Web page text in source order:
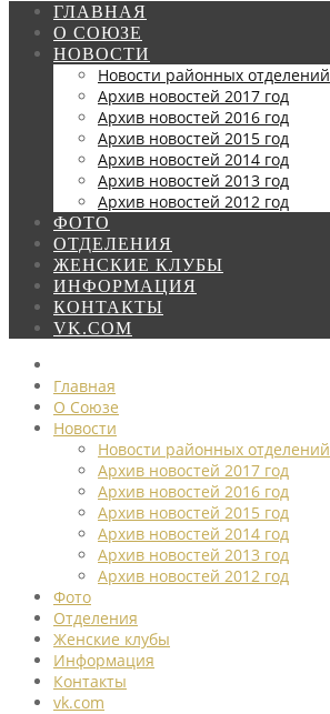
ГЛАВНАЯ
О СОЮЗЕ
НОВОСТИ
Новости районных отделений
Архив новостей 2017 год
Архив новостей 2016 год
Архив новостей 2015 год
Архив новостей 2014 год
Архив новостей 2013 год
Архив новостей 2012 год
ФОТО
ОТДЕЛЕНИЯ
ЖЕНСКИЕ КЛУБЫ
ИНФОРМАЦИЯ
КОНТАКТЫ
VK.COM
Главная
О Союзе
Новости
Новости районных отделений
Архив новостей 2017 год
Архив новостей 2016 год
Архив новостей 2015 год
Архив новостей 2014 год
Архив новостей 2013 год
Архив новостей 2012 год
Фото
Отделения
Женские клубы
Информация
Контакты
vk.com